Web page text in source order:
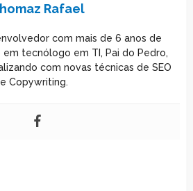
Rafael
com mais de 6 anos de
em tecnólogo em TI, Pai do Pedro,
com novas técnicas de SEO
e Copywriting.